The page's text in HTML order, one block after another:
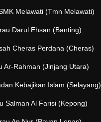
Melawati (Tmn Melawati)
Darul Ehsan (Banting)
Cheras Perdana (Cheras)
Ar-Rahman (Jinjang Utara)
Kebajikan Islam (Selayang)
Salman Al Farisi (Kepong)